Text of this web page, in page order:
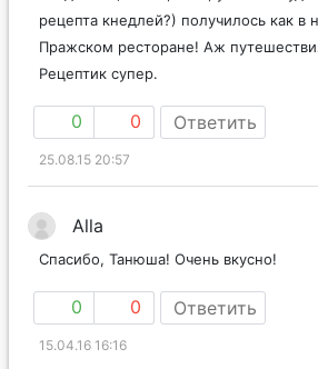
рецепта кнедлей?) получилось как в
Пражском ресторане! Аж
Рецептик супер.
0 0 Ответить
25.08.15 20:57
Alla
Cпасибо, Танюша! Очень вкусно!
0 0 Ответить
15.04.16 16:16